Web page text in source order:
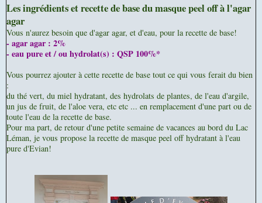
Les ingrédients et recette de base du masque peel off à l'agar
agar
Vous n'aurez besoin que d'agar agar, et d'eau, pour la recette de base!
- agar agar : 2%
- eau pure et / ou hydrolat(s) : QSP 100%*
Vous pourrez ajouter à cette recette de base tout ce qui vous ferait du bien
:
du thé vert, du miel hydratant, des hydrolats de plantes, de l'eau d'argile,
un jus de fruit, de l'aloe vera, etc etc ... en remplacement d'une part ou de
toute l'eau de la recette de base.
Pour ma part, de retour d'une petite semaine de vacances au bord du Lac
Léman, je vous propose la recette de masque peel off hydratant à l'eau
pure d'Evian!